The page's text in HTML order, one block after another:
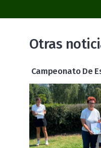
Otras
Campeonato De